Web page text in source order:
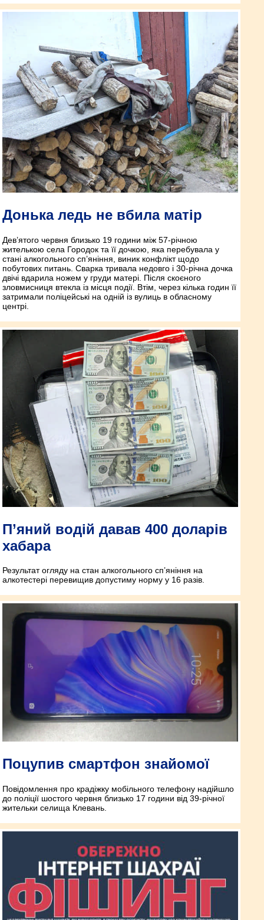
Донька ледь не вбила матір
Дев’ятого червня близько 19 години між 57-річною
жителькою села Городок та її дочкою, яка перебувала у
стані алкогольного сп’яніння, виник конфлікт щодо
побутових питань. Сварка тривала недовго і 30-річна дочка
двічі вдарила ножем у груди матері. Після скоєного
зловмисниця втекла із місця події. Втім, через кілька годин її
затримали поліцейські на одній із вулиць в обласному
центрі.
П’яний водій давав 400 доларів
хабара
Результат огляду на стан алкогольного сп’яніння на
алкотестері перевищив допустиму норму у 16 разів.
Поцупив смартфон знайомої
Повідомлення про крадіжку мобільного телефону надійшло
до поліції шостого червня близько 17 години від 39-річної
жительки селища Клевань.